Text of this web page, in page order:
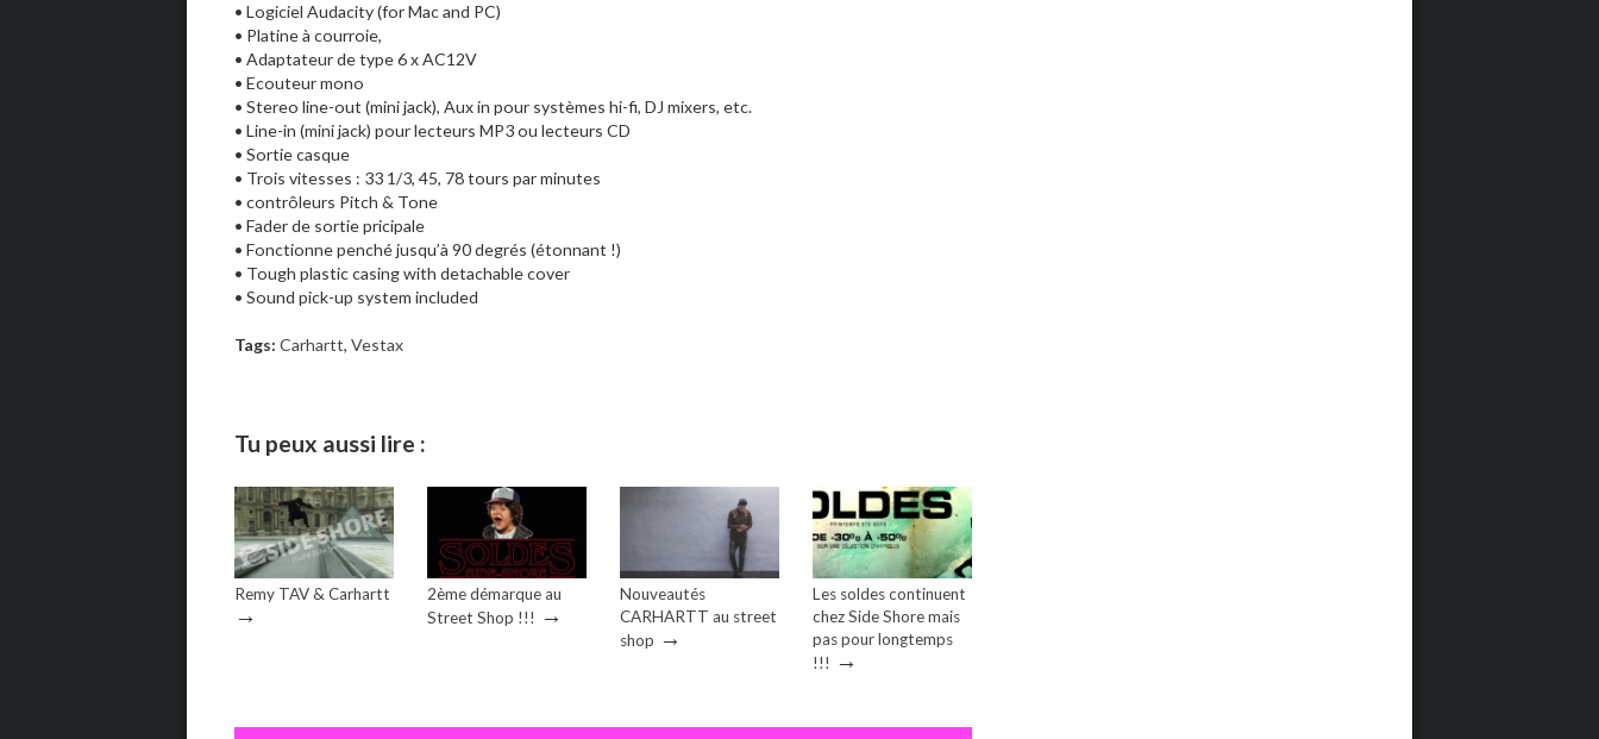
• Logiciel Audacity (for Mac and PC)
• Platine à courroie,
• Adaptateur de type 6 x AC12V
• Ecouteur mono
• Stereo line-out (mini jack), Aux in pour systèmes hi-fi, DJ mixers, etc.
• Line-in (mini jack) pour lecteurs MP3 ou lecteurs CD
• Sortie casque
• Trois vitesses : 33 1/3, 45, 78 tours par minutes
• contrôleurs Pitch & Tone
• Fader de sortie pricipale
• Fonctionne penché jusqu’à 90 degrés (étonnant !)
• Tough plastic casing with detachable cover
• Sound pick-up system included
Tags: Carhartt, Vestax
Tu peux aussi lire :
Remy TAV & Carhartt
→
2ème démarque au
Street Shop !!! →
Nouveautés
CARHARTT au street
shop →
Les soldes continuent
chez Side Shore mais
pas pour longtemps
!!! →